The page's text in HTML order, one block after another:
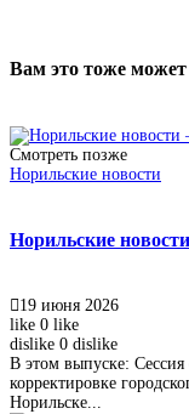
Вам это тоже
Смотреть позже
Норильские новости
Норильские
19 июня 2026
like 0 like
dislike 0 dislike
В этом выпуске: Сессия
корректировке
Норильске...